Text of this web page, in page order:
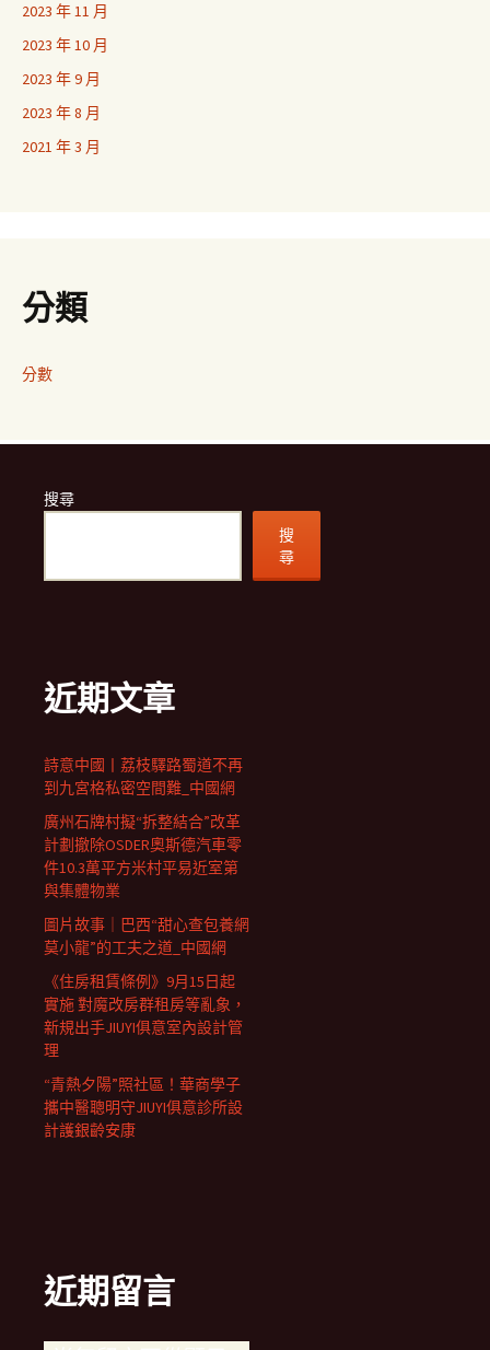
2023 年 11 月
2023 年 10 月
2023 年 9 月
2023 年 8 月
2021 年 3 月
分類
分數
搜尋
搜
尋
近期文章
詩意中國丨荔枝驛路蜀道不再
到九宮格私密空間難_中國網
廣州石牌村擬“拆整結合”改革
計劃撤除OSDER奧斯德汽車零
件10.3萬平方米村平易近室第
與集體物業
圖片故事｜巴西“甜心查包養網
莫小龍”的工夫之道_中國網
《住房租賃條例》9月15日起
實施 對魔改房群租房等亂象，
新規出手JIUYI俱意室內設計管
理
“青熱夕陽”照社區！華商學子
攜中醫聰明守JIUYI俱意診所設
計護銀齡安康
近期留言